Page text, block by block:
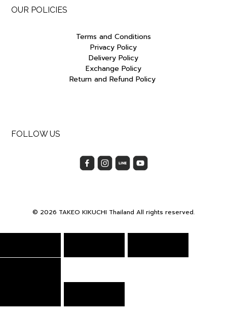
OUR POLICIES
Terms and Conditions
Privacy Policy
Delivery Policy
Exchange Policy
Return and Refund Policy
FOLLOW US
© 2026 TAKEO KIKUCHI Thailand All rights reserved.